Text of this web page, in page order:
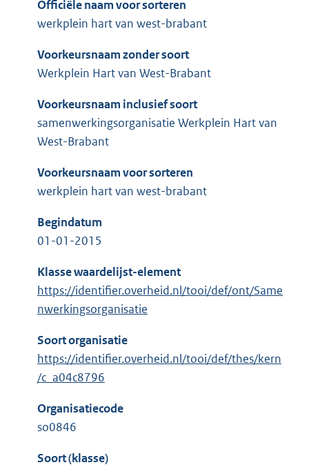
Officiële naam voor sorteren
werkplein hart van west-brabant
Voorkeursnaam zonder soort
Werkplein Hart van West-Brabant
Voorkeursnaam inclusief soort
samenwerkingsorganisatie Werkplein Hart van
West-Brabant
Voorkeursnaam voor sorteren
werkplein hart van west-brabant
Begindatum
01-01-2015
Klasse waardelijst-element
https://identifier.overheid.nl/tooi/def/ont/Same
nwerkingsorganisatie
Soort organisatie
https://identifier.overheid.nl/tooi/def/thes/kern
/c_a04c8796
Organisatiecode
so0846
Soort (klasse)